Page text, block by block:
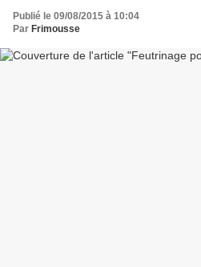
Publié le 09/08/2015 à 10:04
Par Frimousse